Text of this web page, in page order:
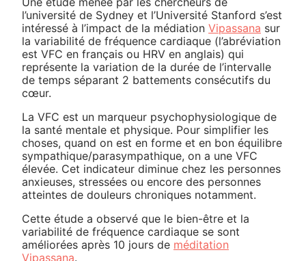
l’université de Sydney et l’Université Stanford s’est
intéressé à l’impact de la médiation Vipassana sur
la variabilité de fréquence cardiaque (l’abréviation
est VFC en français ou HRV en anglais) qui
représente la variation de la durée de l’intervalle
de temps séparant 2 battements consécutifs du
cœur.
La VFC est un marqueur psychophysiologique de
la santé mentale et physique. Pour simplifier les
choses, quand on est en forme et en bon équilibre
sympathique/parasympathique, on a une VFC
élevée. Cet indicateur diminue chez les personnes
anxieuses, stressées ou encore des personnes
atteintes de douleurs chroniques notamment.
Cette étude a observé que le bien-être et la
variabilité de fréquence cardiaque se sont
améliorées après 10 jours de méditation
Vipassana.